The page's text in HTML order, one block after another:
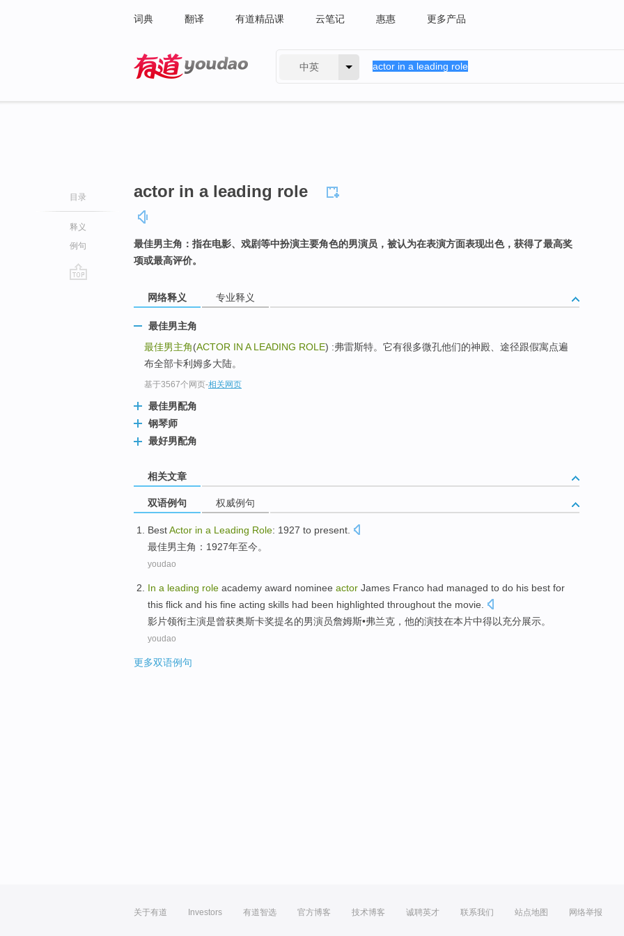
词典 翻译 有道精品课 云笔记 惠惠 更多产品
中英
目录
释义
例句
actor in a leading role
最佳男主角：指在电影、戏剧等中扮演主要角色的男演员，被认为在表演方面表现出色，获得了最高奖
项或最高评价。
网络释义 专业释义
最佳男主角
最佳男主角(ACTOR IN A LEADING ROLE) :弗雷斯特。它有很多微孔他们的神殿、途径跟假寓点遍
布全部卡利姆多大陆。
基于3567个网页-相关网页
最佳男配角
钢琴师
最好男配角
相关文章
双语例句 权威例句
BestActor in a Leading Role: 1927 to present.
最佳男主角 ：1927年至今。
youdao
In a leading role academy award nominee actor James Franco had managed to do his best for
this flick and his fine acting skills had been highlighted throughout the movie
影片领衔主演是曾获奥斯卡奖提名的男演员詹姆斯•弗兰克 ， 他的演技在本片中得以充分展示。
youdao
更多双语例句
关于有道 Investors 有道智选 官方博客 技术博客 诚聘英才 联系我们 站点地图 网络举报